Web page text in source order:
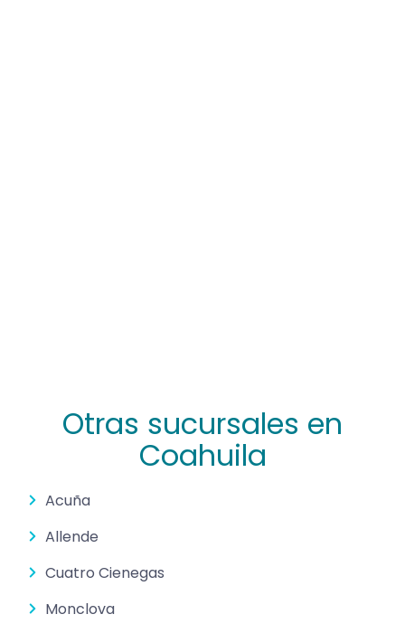
Otras sucursales en
Coahuila
Acuña
Allende
Cuatro Cienegas
Monclova